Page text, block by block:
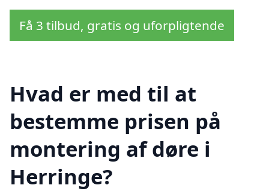
Få 3 tilbud, gratis og uforpligtende
Hvad er med til at
bestemme prisen på
montering af døre i
Herringe?